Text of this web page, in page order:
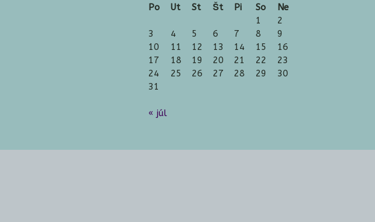
Po
Ut St Št Pi So
Ne
1
2
3
4 5 6 7 8
9
10
11 12 13 14 15
16
17
18 19 20 21 22
23
24
25 26 27 28 29
30
31
« júl